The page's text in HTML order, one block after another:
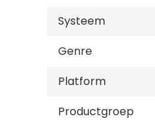
Systeem
Genre
Platform
Productgroep